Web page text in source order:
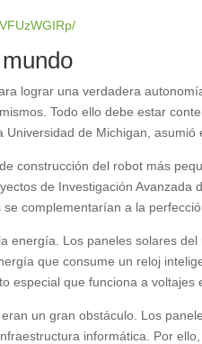
lograr una verdadera
Todo ello debe estar
de Michigan, asumió
construcción del robot más
de Investigación Avanzada
complementarían a la
energía. Los paneles solares
que consume un reloj
especial que funciona a voltajes
un gran obstáculo. Los
informática. Por